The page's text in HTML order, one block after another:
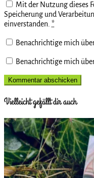
Mit der Nutzung dieses
Speicherung und
einverstanden. *
Benachrichtige mich
Benachrichtige mich
Vielleicht gefällt dir auch